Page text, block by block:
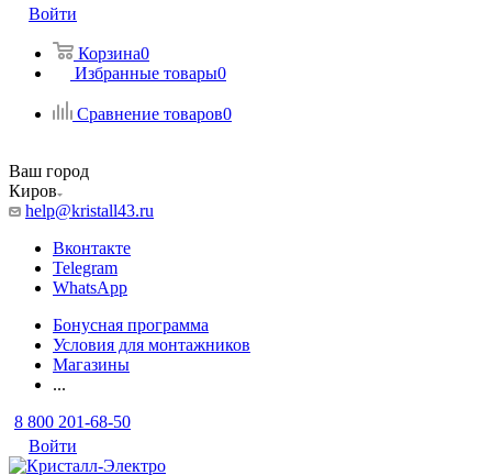
Войти
Корзина0
Избранные товары0
Сравнение товаров0
Ваш город
Киров
help@kristall43.ru
Вконтакте
Telegram
WhatsApp
Бонусная программа
Условия для монтажников
Магазины
...
8 800 201-68-50
Войти